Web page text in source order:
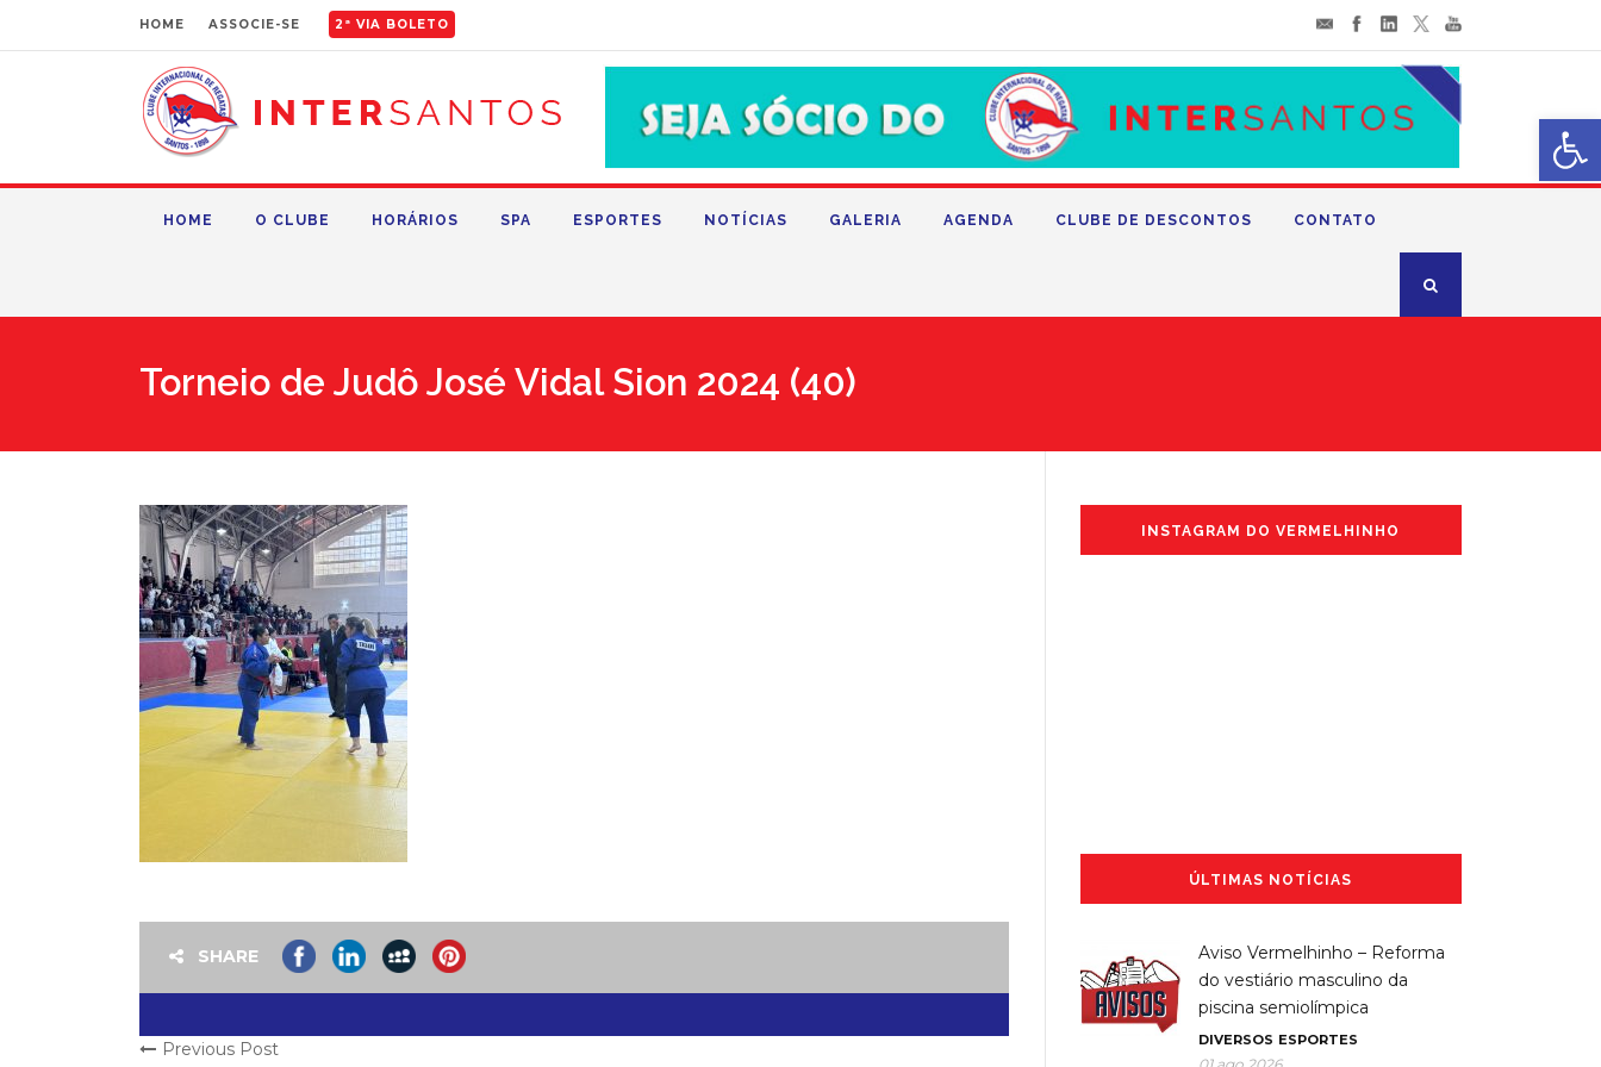
HOME ASSOCIE-SE 2ª VIA BOLETO
HOME O CLUBE HORÁRIOS SPA ESPORTES NOTÍCIAS GALERIA AGENDA CLUBE DE DESCONTOS CONTATO
Torneio de Judô José Vidal Sion 2024 (40)
SHARE
Previous Post
INSTAGRAM DO VERMELHINHO
ÚLTIMAS NOTÍCIAS
Aviso Vermelhinho – Reforma
do vestiário masculino da
piscina semiolímpica
DIVERSOS ESPORTES
Abrir